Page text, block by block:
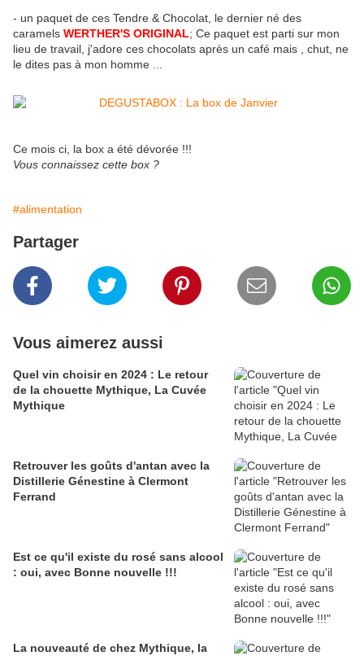
- un paquet de ces Tendre & Chocolat, le dernier né des
caramels WERTHER'S ORIGINAL; Ce paquet est parti sur mon
lieu de travail, j'adore ces chocolats après un café mais , chut, ne
le dites pas à mon homme ...
Ce mois ci, la box a été dévorée !!!
Vous connaissez cette box ?
#alimentation
Partager
Vous aimerez aussi
Quel vin choisir en 2024 : Le retour
de la chouette Mythique, La Cuvée
Mythique
Retrouver les goûts d'antan avec la
Distillerie Génestine à Clermont
Ferrand
Est ce qu'il existe du rosé sans alcool
: oui, avec Bonne nouvelle !!!
La nouveauté de chez Mythique, la